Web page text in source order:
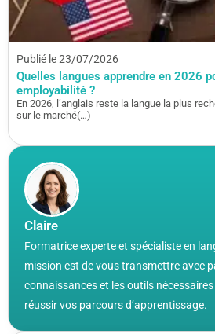
Claire
Formatrice experte et spécialiste en
mission est de vous transmettre avec
connaissances et les outils
réussir vos parcours d’apprentissage.
Publié le 23/07/2026
Quelles langues apprendre en 2026
employabilité ?
En 2026, l’anglais reste la langue la plus
sur le marché(…)